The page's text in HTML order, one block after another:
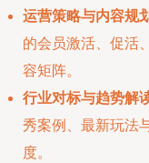
运营策略与内容规
的会员激活、促活
容矩阵。
行业对标与趋势解
秀案例、最新玩法
度。